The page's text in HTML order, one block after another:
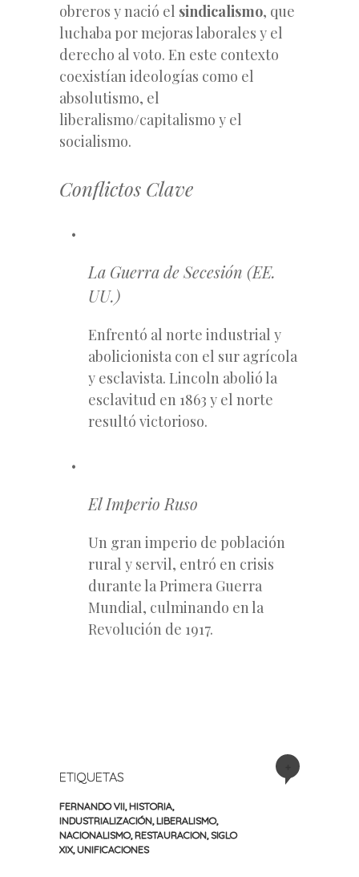
obreros y nació el sindicalismo, que
luchaba por mejoras laborales y el
derecho al voto. En este contexto
coexistían ideologías como el
absolutismo, el
liberalismo/capitalismo y el
socialismo.
Conflictos Clave
La Guerra de Secesión (EE.
UU.)
Enfrentó al norte industrial y
abolicionista con el sur agrícola
y esclavista. Lincoln abolió la
esclavitud en 1863 y el norte
resultó victorioso.
El Imperio Ruso
Un gran imperio de población
rural y servil, entró en crisis
durante la Primera Guerra
Mundial, culminando en la
Revolución de 1917.
ETIQUETAS
FERNANDO VII HISTORIA
INDUSTRIALIZACIÓN LIBERALISMO,
NACIONALISMO, RESTAURACION SIGLO
XIX, UNIFICACIONES